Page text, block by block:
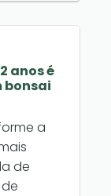
anos é
bonsai
a
de